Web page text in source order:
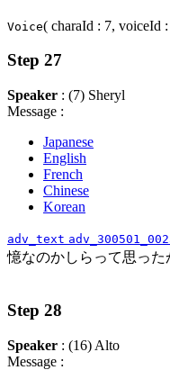
Voice( charaId : 7, voiceId
Step 27
Speaker : (7) Sheryl
Message :
Japanese
English
French
Chinese
Korean
adv_text
憶なのかしらって思っ
Step 28
Speaker : (16) Alto
Message :